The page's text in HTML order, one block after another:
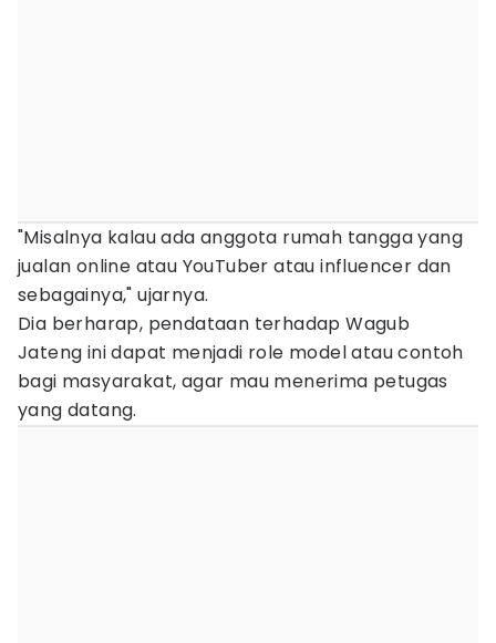
"Misalnya kalau ada anggota rumah tangga yang
jualan online atau YouTuber atau influencer dan
sebagainya," ujarnya.
Dia berharap, pendataan terhadap Wagub
Jateng ini dapat menjadi role model atau contoh
bagi masyarakat, agar mau menerima petugas
yang datang.